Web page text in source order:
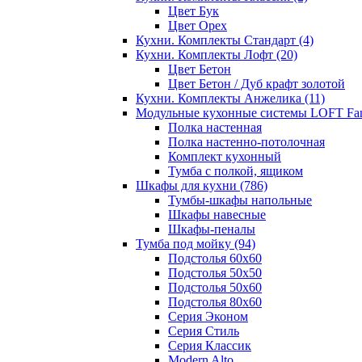
Цвет Бук
Цвет Орех
Кухни. Комплекты Стандарт (4)
Кухни. Комплекты Лофт (20)
Цвет Бетон
Цвет Бетон / Дуб крафт золотой
Кухни. Комплекты Анжелика (11)
Модульные кухонные системы LOFT
Полка настенная
Полка настенно-потолочная
Комплект кухонный
Тумба с полкой, ящиком
Шкафы для кухни (786)
Тумбы-шкафы напольные
Шкафы навесные
Шкафы-пеналы
Тумба под мойку (94)
Подстолья 60х60
Подстолья 50х50
Подстолья 50х60
Подстолья 80х60
Серия Эконом
Серия Стиль
Серия Классик